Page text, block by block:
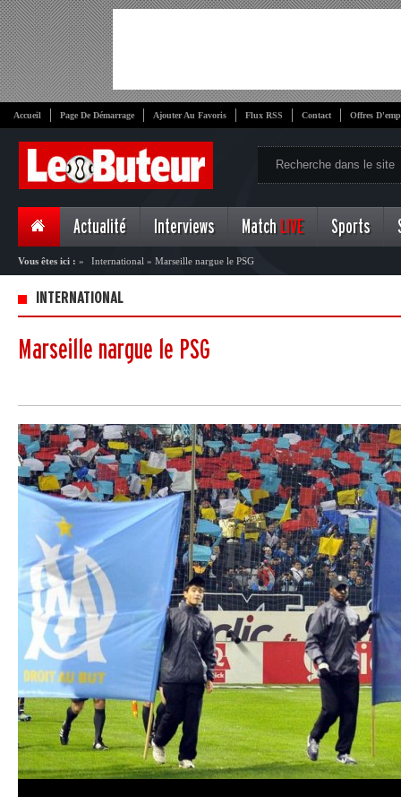
Accueil Page De Démarrage Ajouter Au Favoris Flux RSS Contact Offres
Actualité Interviews Match LIVE Sports
Vous êtes ici : » International » Marseille nargue le PSG
INTERNATIONAL
Marseille nargue le PSG